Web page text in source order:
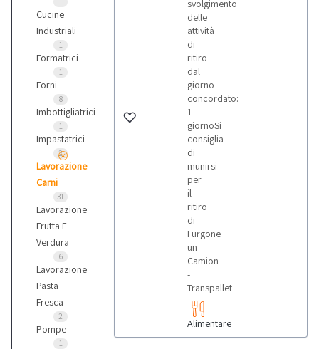
Cucine
Industriali
1
Formatrici
1
Forni
8
Imbottigliatrici
1
Impastatrici
2
Lavorazione
Carni
31
Lavorazione
Frutta E
Verdura
6
Lavorazione
Pasta
Fresca
2
Pompe
1
svolgimento
delle
attività
di
ritiro
dal
giorno
concordato:
1
giornoSi
consiglia
di
munirsi
per
il
ritiro
di
Furgone
un
Camion
-
Transpallet
Alimentare